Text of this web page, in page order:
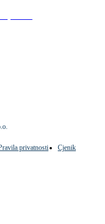
privatnosti
Cjenik